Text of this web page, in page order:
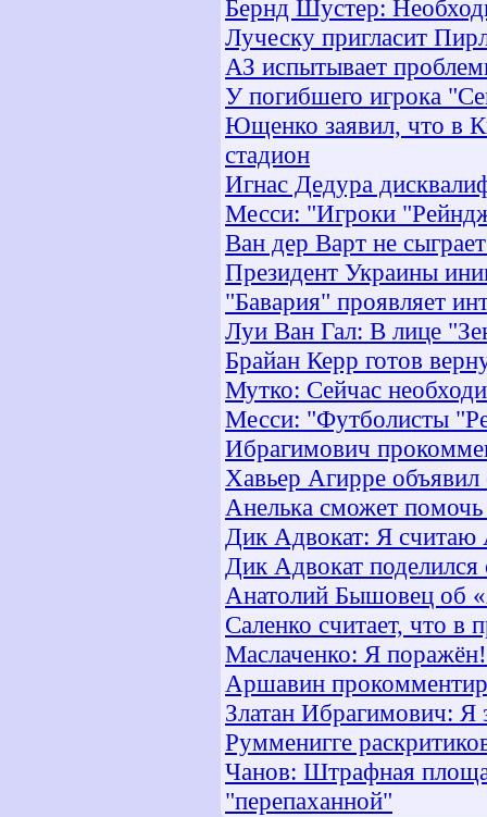
Бернд Шустер:
Луческу пригласит
АЗ испытывает
У погибшего игрока
Ющенко заявил, что в
стадион
Игнас Дедура
Месси: "Игроки
Ван дер Варт не
Президент Украины
"Бавария" проявляет
Луи Ван Гал: В лице
Брайан Керр готов
Мутко: Сейчас
Месси: "Футболисты
Ибрагимович
Хавьер Агирре
Анелька сможет
Дик Адвокат: Я считаю
Дик Адвокат
Анатолий Бышовец об
Саленко считает, что в
Маслаченко: Я поражён!
Аршавин
Златан Ибрагимович: Я
Румменигге
Чанов: Штрафная
"перепаханной"